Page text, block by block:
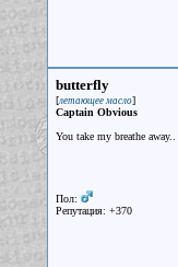
butterfly
[летающее масло]
Captain Obvious
You take my breathe away..
Пол:
Репутация: +370